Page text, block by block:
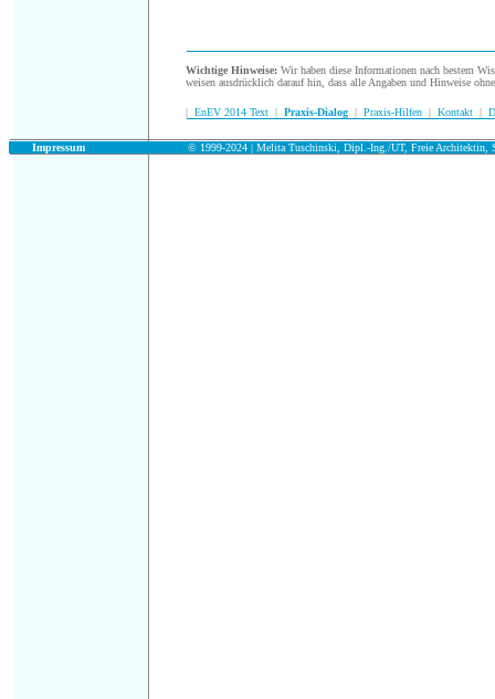
Wichtige Hinweise: Wir haben diese Informationen nach bestem
weisen ausdrücklich darauf hin, dass alle Angaben und Hinweise
| EnEV 2014 Text | Praxis-Dialog | Praxis-Hilfen | Kontakt |
Impressum © 1999-2024 | Melita Tuschinski, Dipl.-Ing./UT, Freie Architektin,